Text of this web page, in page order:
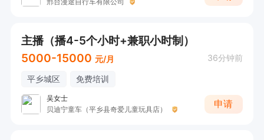
主播（播4-5个小时+兼职小时制）
5000-15000 元/月 36分钟前
平乡城区 免费培训
吴女士
贝迪宁童车（平乡县奇爱儿童玩具店）
申请